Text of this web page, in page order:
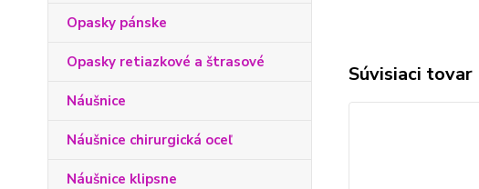
Opasky pánske
Opasky retiazkové a štrasové
Náušnice
Náušnice chirurgická oceľ
Náušnice klipsne
Súvisiaci tovar